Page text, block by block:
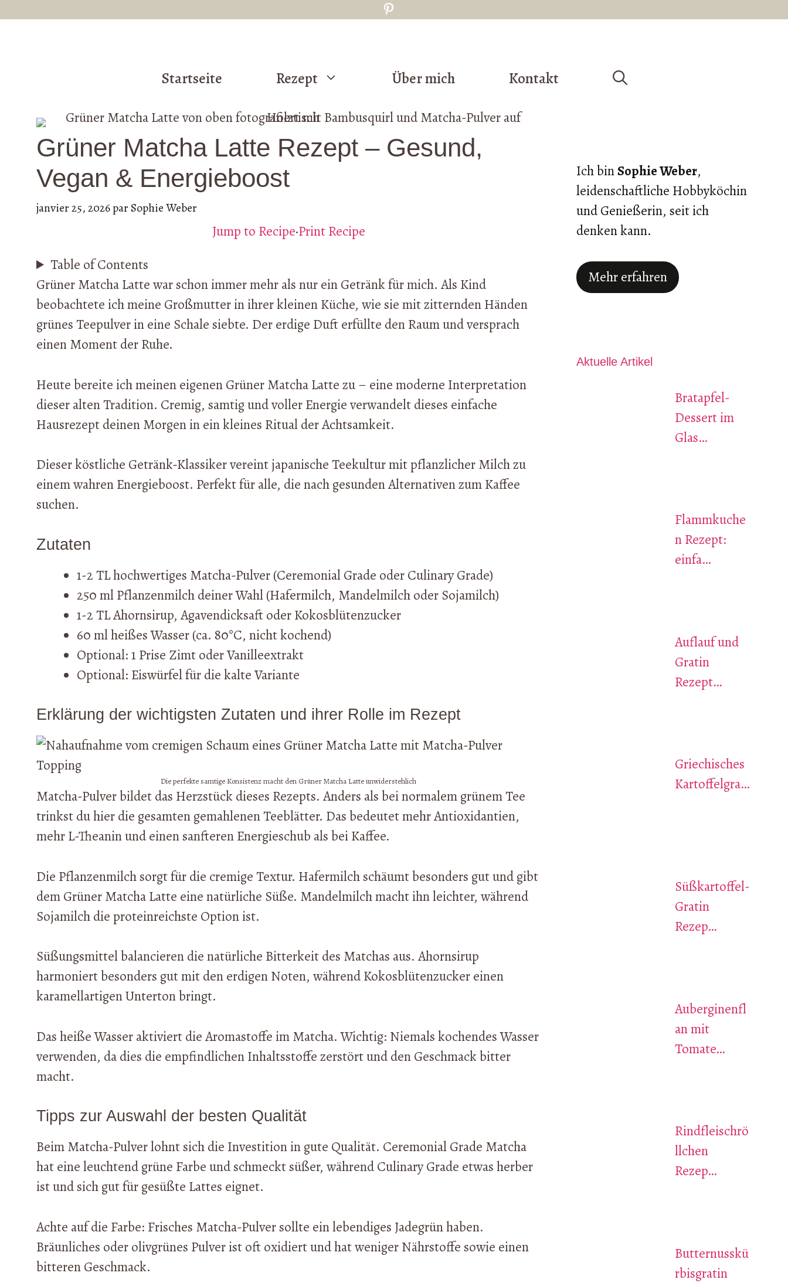
Pinterest
Startseite Rezept Über mich Kontakt
Grüner Matcha Latte Rezept – Gesund,
Vegan & Energieboost
janvier 25, 2026parSophie Weber
Jump to Recipe·Print Recipe
Table of Contents
Grüner Matcha Latte war schon immer mehr als nur ein Getränk für mich. Als Kind
beobachtete ich meine Großmutter in ihrer kleinen Küche, wie sie mit zitternden Händen
grünes Teepulver in eine Schale siebte. Der erdige Duft erfüllte den Raum und versprach
einen Moment der Ruhe.
Heute bereite ich meinen eigenen Grüner Matcha Latte zu – eine moderne Interpretation
dieser alten Tradition. Cremig, samtig und voller Energie verwandelt dieses einfache
Hausrezept deinen Morgen in ein kleines Ritual der Achtsamkeit.
Dieser köstliche Getränk-Klassiker vereint japanische Teekultur mit pflanzlicher Milch zu
einem wahren Energieboost. Perfekt für alle, die nach gesunden Alternativen zum Kaffee
suchen.
Zutaten
1-2 TL hochwertiges Matcha-Pulver (Ceremonial Grade oder Culinary Grade)
250 ml Pflanzenmilch deiner Wahl (Hafermilch, Mandelmilch oder Sojamilch)
1-2 TL Ahornsirup, Agavendicksaft oder Kokosblütenzucker
60 ml heißes Wasser (ca. 80°C, nicht kochend)
Optional: 1 Prise Zimt oder Vanilleextrakt
Optional: Eiswürfel für die kalte Variante
Erklärung der wichtigsten Zutaten und ihrer Rolle im Rezept
Die perfekte samtige Konsistenz macht den Grüner Matcha Latte unwiderstehlich
Matcha-Pulver bildet das Herzstück dieses Rezepts. Anders als bei normalem grünem Tee
trinkst du hier die gesamten gemahlenen Teeblätter. Das bedeutet mehr Antioxidantien,
mehr L-Theanin und einen sanfteren Energieschub als bei Kaffee.
Die Pflanzenmilch sorgt für die cremige Textur. Hafermilch schäumt besonders gut und gibt
dem Grüner Matcha Latte eine natürliche Süße. Mandelmilch macht ihn leichter, während
Sojamilch die proteinreichste Option ist.
Süßungsmittel balancieren die natürliche Bitterkeit des Matchas aus. Ahornsirup
harmoniert besonders gut mit den erdigen Noten, während Kokosblütenzucker einen
karamellartigen Unterton bringt.
Das heiße Wasser aktiviert die Aromastoffe im Matcha. Wichtig: Niemals kochendes Wasser
verwenden, da dies die empfindlichen Inhaltsstoffe zerstört und den Geschmack bitter
macht.
Tipps zur Auswahl der besten Qualität
Beim Matcha-Pulver lohnt sich die Investition in gute Qualität. Ceremonial Grade Matcha
hat eine leuchtend grüne Farbe und schmeckt süßer, während Culinary Grade etwas herber
ist und sich gut für gesüßte Lattes eignet.
Achte auf die Farbe: Frisches Matcha-Pulver sollte ein lebendiges Jadegrün haben.
Bräunliches oder olivgrünes Pulver ist oft oxidiert und hat weniger Nährstoffe sowie einen
bitteren Geschmack.
Ich binSophie Weber,
leidenschaftliche Hobbyköchin
und Genießerin, seit ich
denken kann.
Mehr erfahren
Aktuelle Artikel
Bratapfel-
Dessert im
Glas…
Flammkuche
n Rezept:
einfa…
Auflauf und
Gratin
Rezept…
Griechisches
Kartoffelgra…
Süßkartoffel-
Gratin
Rezep…
Auberginenfl
an mit
Tomate…
Rindfleischrö
llchen
Rezep…
Butternusskü
rbisgratin